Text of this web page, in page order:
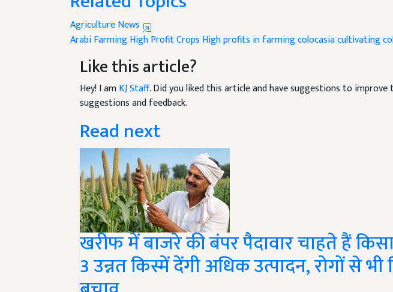
Agriculture News
Arabi FarmingHigh Profit Crops
Like this article?
Hey! I amKJ Staff. Did you liked this article and have suggestions to improve
suggestions and feedback.
Read next
खरीफ में बाजरे की बंपर पैदावार चाहते हैं
3 उन्नत किस्में देंगी अधिक उत्पादन, रोगों से
बचाव